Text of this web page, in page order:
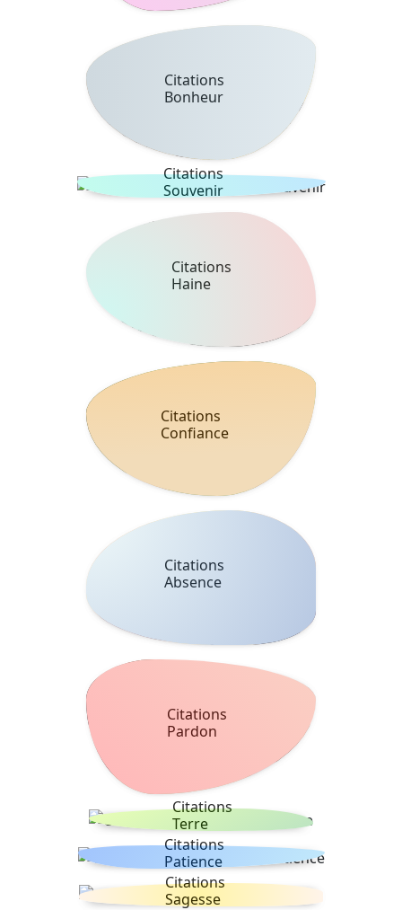
Citations
Bonheur
Citations
Souvenir
Citations
Haine
Citations
Confiance
Citations
Absence
Citations
Pardon
Citations
Terre
Citations
Patience
Citations
Sagesse